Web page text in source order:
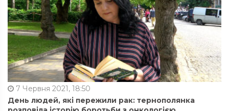
7 Червня 2021, 18:50
День людей, які пережили рак: тернополянка